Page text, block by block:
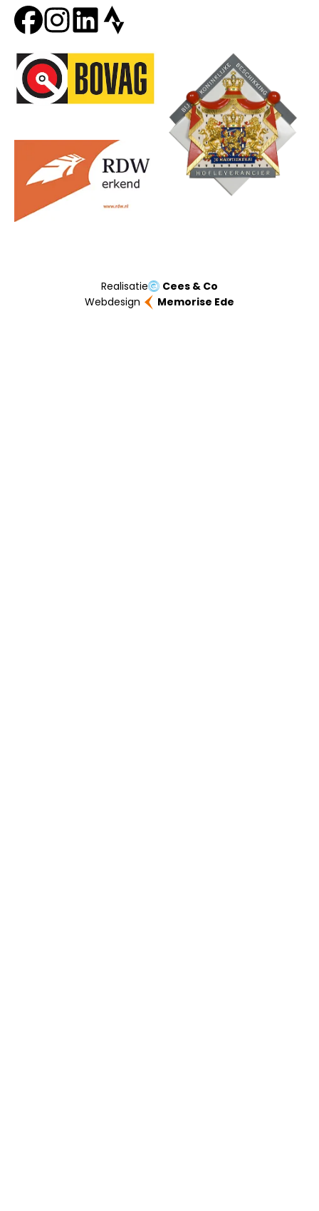
Onze partners
Realisatie
Cees & Co
Webdesign
Memorise Ede